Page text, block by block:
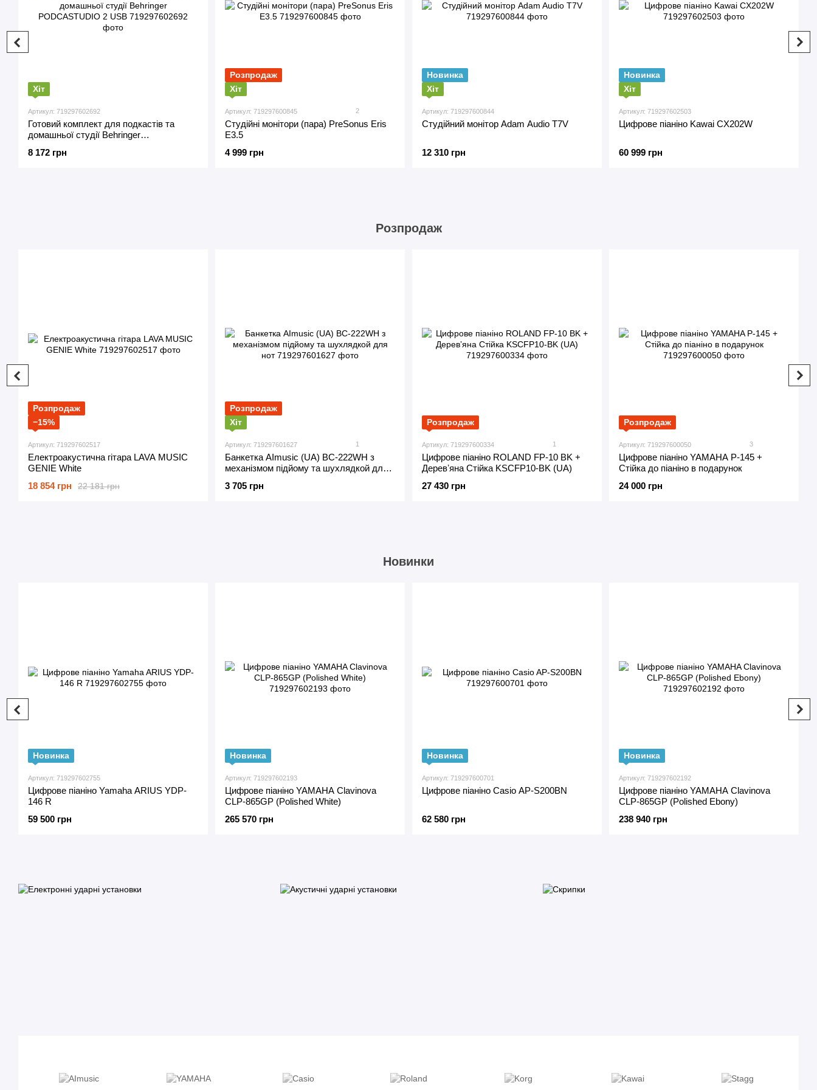
Хіт
Артикул: 719297602692
Готовий комплект для подкастів та
домашньої студії Behringer
8 172 грн
Розпродаж
Хіт
Артикул: 719297600845 2
Студійні монітори (пара) PreSonus Eris
E3.5
4 999 грн
Новинка
Хіт
Артикул: 719297600844
Студійний монітор Adam Audio T7V
12 310 грн
Новинка
Хіт
Артикул: 719297602503
Цифрове піаніно Kawai CX202W
60 999 грн
Розпродаж
Розпродаж
−15%
Артикул: 719297602517
Електроакустична гітара LAVA MUSIC
GENIE White
22 181 грн
18 854 грн
Розпродаж
Хіт
Артикул: 719297601627 1
Банкетка AImusic (UA) BC-222WH з
механізмом підйому та шухлядкой для
3 705 грн
Розпродаж
Артикул: 719297600334 1
Цифрове піаніно ROLAND FP-10 BK +
Деревʼяна Стійка KSCFP10-BK (UA)
27 430 грн
Розпродаж
Артикул: 719297600050 3
Цифрове піаніно YAMAHA P-145 +
Стійка до піаніно в подарунок
24 000 грн
Новинки
Новинка
Артикул: 719297602755
Цифрове піаніно Yamaha ARIUS YDP-
146 R
59 500 грн
Новинка
Артикул: 719297602193
Цифрове піаніно YAMAHA Clavinova
CLP-865GP (Polished White)
265 570 грн
Новинка
Артикул: 719297600701
Цифрове піаніно Casio AP-S200BN
62 580 грн
Новинка
Артикул: 719297602192
Цифрове піаніно YAMAHA Clavinova
CLP-865GP (Polished Ebony)
238 940 грн